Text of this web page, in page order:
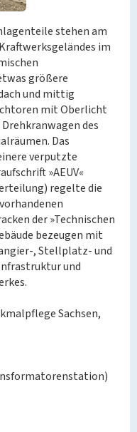
stehen am
im
größere
und mittig
mit Oberlicht
des
Das
verputzte
»AEUV«
regelte die
der »Technischen
bezeugen mit
, Stellplatz- und
und
Sachsen,